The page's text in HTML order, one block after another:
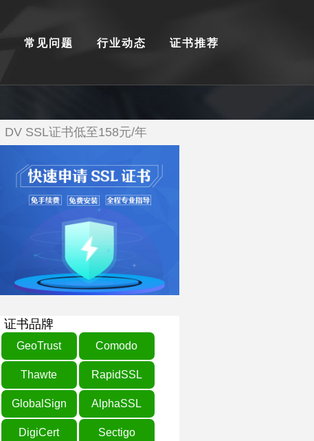
常见问题 行业动态 证书推荐
DV SSL证书低至158元/年
证书品牌
GeoTrust Comodo
Thawte RapidSSL
GlobalSign AlphaSSL
DigiCert Sectigo